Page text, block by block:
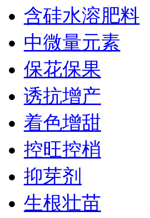
含硅水溶肥料
中微量元素
保花保果
诱抗增产
着色增甜
控旺控梢
抑芽剂
生根壮苗